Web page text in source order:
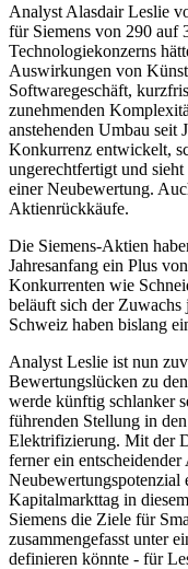
Analyst Alasdair Leslie
für Siemens von 290 auf
Technologiekonzerns
Auswirkungen von
Softwaregeschäft,
zunehmenden
anstehenden Umbau seit
Konkurrenz entwickelt,
ungerechtfertigt und
einer Neubewertung.
Aktienrückkäufe.
Die Siemens-Aktien
Jahresanfang ein Plus
Konkurrenten wie
beläuft sich der
Schweiz haben bislang
Analyst Leslie ist nun
Bewertungslücken zu
werde künftig schlanker
führenden Stellung in
Elektrifizierung. Mit der
ferner ein
Neubewertungspotenzial
Kapitalmarkttag in
Siemens die Ziele für
zusammengefasst unter
definieren könnte - für